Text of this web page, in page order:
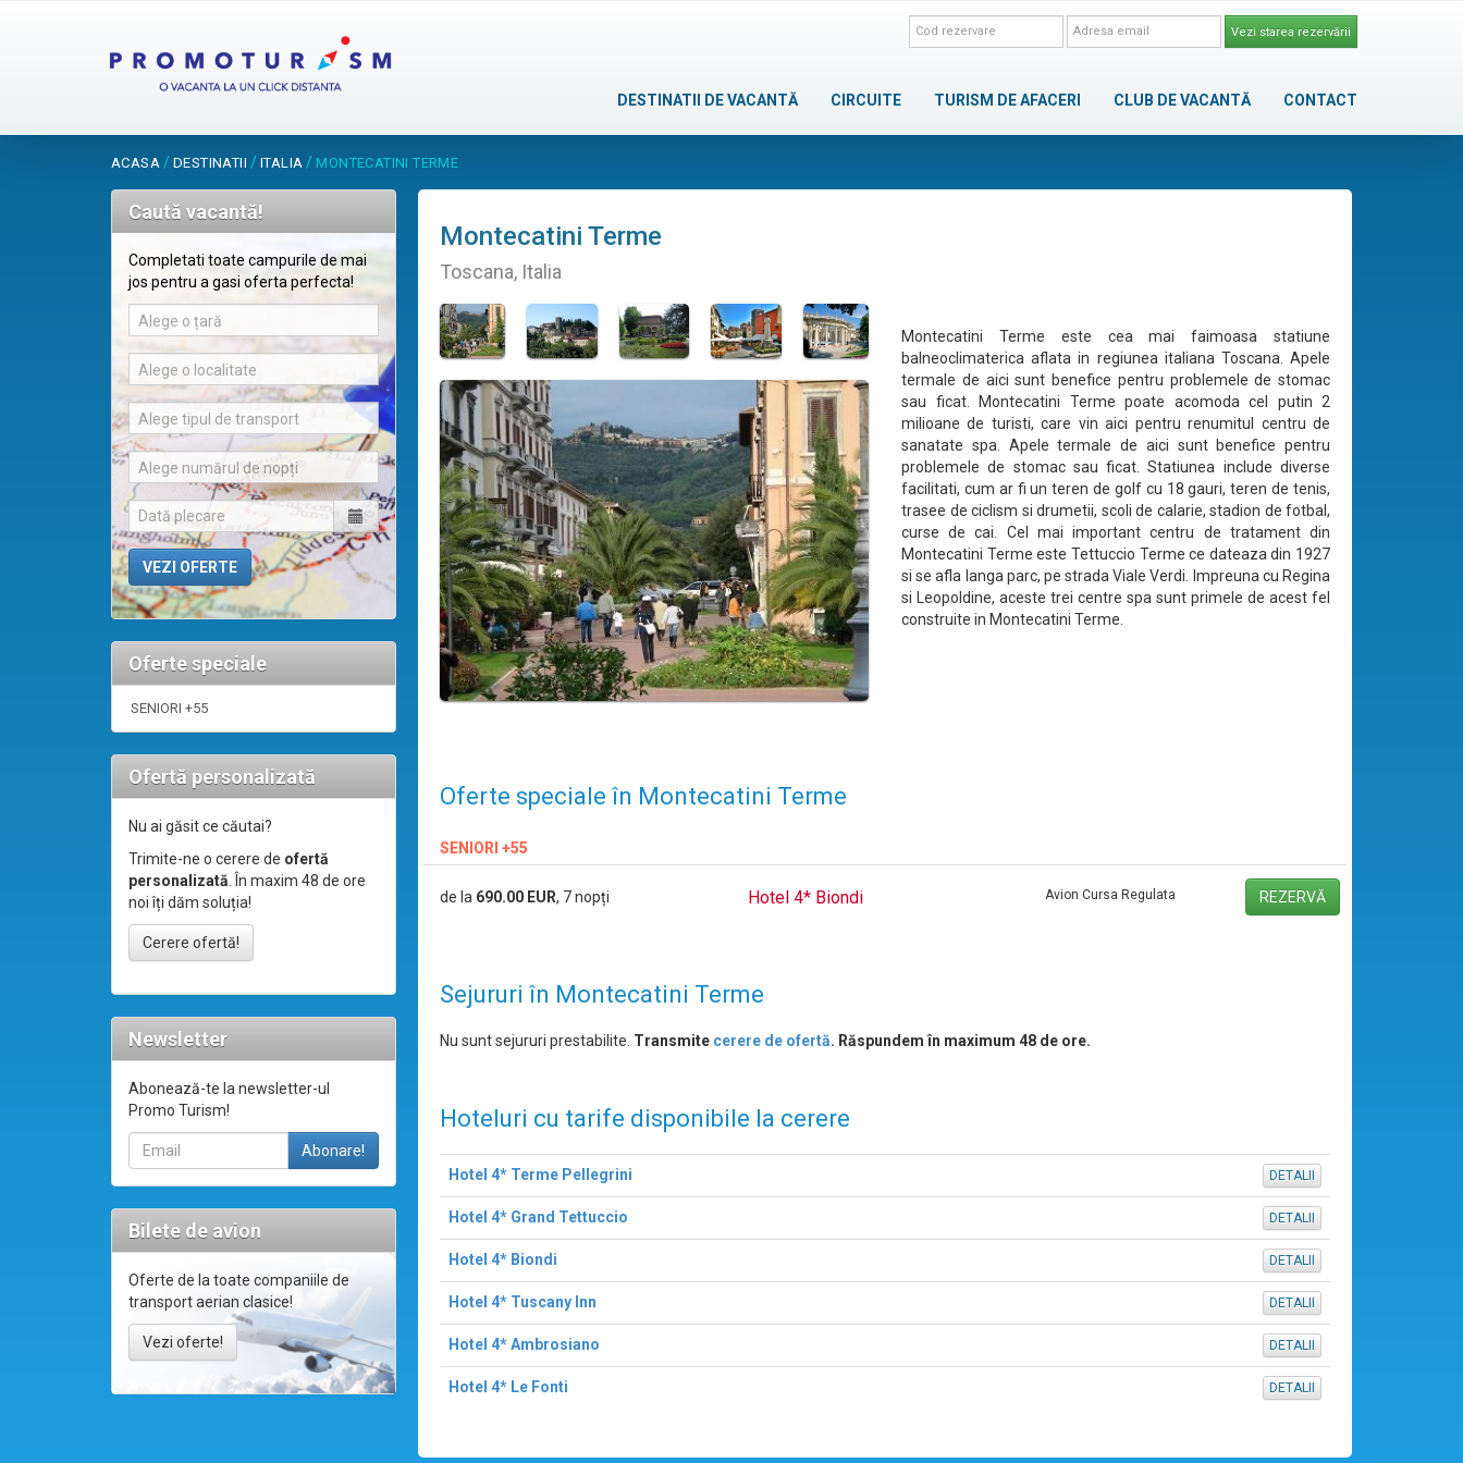
Vezi starea rezervării
DESTINATII DE VACANTĂ CIRCUITE TURISM DE AFACERI CLUB DE VACANTĂ CONTACT
ACASA / DESTINATII / ITALIA / MONTECATINI TERME
Caută vacantă!
Completati toate campurile de mai
jos pentru a gasi oferta perfecta!
Alege o țară
Alege o localitate
Alege tipul de transport
Alege numărul de nopți
Oferte speciale
SENIORI +55
Ofertă personalizată
Nu ai găsit ce căutai?
Trimite-ne o cerere de ofertă
personalizată. În maxim 48 de ore
noi îți dăm soluția!
Cerere ofertă!
Newsletter
Abonează-te la newsletter-ul
Promo Turism!
Bilete de avion
Oferte de la toate companiile de
transport aerian clasice!
Vezi oferte!
Montecatini Terme
Toscana, Italia
Montecatini Terme este cea mai faimoasa statiune
balneoclimaterica aflata in regiunea italiana Toscana. Apele
termale de aici sunt benefice pentru problemele de stomac
sau ficat. Montecatini Terme poate acomoda cel putin 2
milioane de turisti, care vin aici pentru renumitul centru de
sanatate spa. Apele termale de aici sunt benefice pentru
problemele de stomac sau ficat. Statiunea include diverse
facilitati, cum ar fi un teren de golf cu 18 gauri, teren de tenis,
trasee de ciclism si drumetii, scoli de calarie, stadion de fotbal,
curse de cai. Cel mai important centru de tratament din
Montecatini Terme este Tettuccio Terme ce dateaza din 1927
si se afla langa parc, pe strada Viale Verdi. Impreuna cu Regina
si Leopoldine, aceste trei centre spa sunt primele de acest fel
construite in Montecatini Terme.
Oferte speciale în Montecatini Terme
SENIORI +55
de la 690.00 EUR, 7 nopți Hotel 4* Biondi Avion Cursa Regulata REZERVĂ
Sejururi în Montecatini Terme
Nu sunt sejururi prestabilite. Transmite cerere de ofertă. Răspundem în maximum 48 de ore.
Hoteluri cu tarife disponibile la cerere
Hotel 4* Terme Pellegrini DETALII
Hotel 4* Grand Tettuccio DETALII
Hotel 4* Biondi DETALII
Hotel 4* Tuscany Inn DETALII
Hotel 4* Ambrosiano DETALII
Hotel 4* Le Fonti DETALII